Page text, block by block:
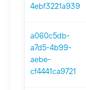
4ebf3221a939
a060c5db-
a7d5-4b99-
aebe-
cf4441ca9721